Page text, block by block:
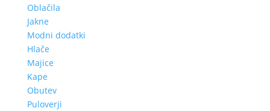
Oblačila
Jakne
Modni dodatki
Hlače
Majice
Kape
Obutev
Puloverji